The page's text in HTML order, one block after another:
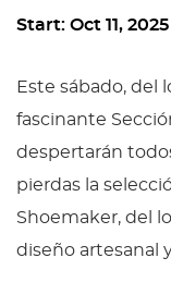
Start: Oct 11,
Este sábado, del
fascinante
despertarán
pierdas la
Shoemaker, del
diseño artesanal